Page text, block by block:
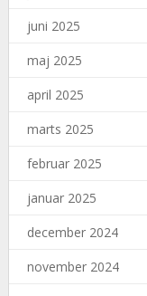
juni 2025
maj 2025
april 2025
marts 2025
februar 2025
januar 2025
december 2024
november 2024